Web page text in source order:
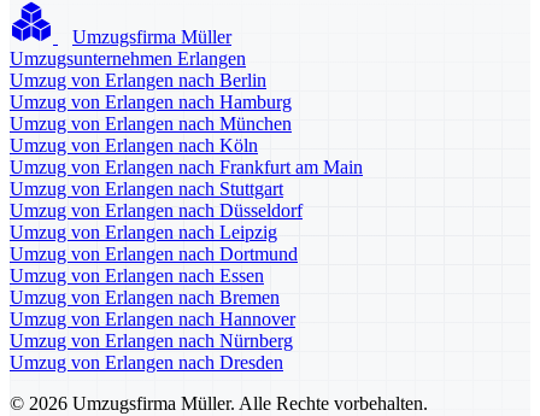
Umzugsfirma Müller
Umzugsunternehmen Erlangen
Umzug von Erlangen nach Berlin
Umzug von Erlangen nach Hamburg
Umzug von Erlangen nach München
Umzug von Erlangen nach Köln
Umzug von Erlangen nach Frankfurt am Main
Umzug von Erlangen nach Stuttgart
Umzug von Erlangen nach Düsseldorf
Umzug von Erlangen nach Leipzig
Umzug von Erlangen nach Dortmund
Umzug von Erlangen nach Essen
Umzug von Erlangen nach Bremen
Umzug von Erlangen nach Hannover
Umzug von Erlangen nach Nürnberg
Umzug von Erlangen nach Dresden
© 2026 Umzugsfirma Müller. Alle Rechte vorbehalten.